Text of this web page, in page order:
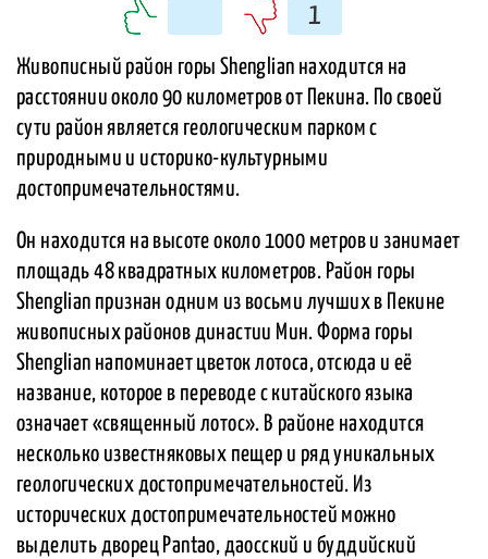
1
Живописный район горы Shenglian находится на
расстоянии около 90 километров от Пекина. По своей
сути район является геологическим парком с
природными и историко-культурными
достопримечательностями.
Он находится на высоте около 1000 метров и занимает
площадь 48 квадратных километров. Район горы
Shenglian признан одним из восьми лучших в Пекине
живописных районов династии Мин. Форма горы
Shenglian напоминает цветок лотоса, отсюда и её
название, которое в переводе с китайского языка
означает «священный лотос». В районе находится
несколько известняковых пещер и ряд уникальных
геологических достопримечательностей. Из
исторических достопримечательностей можно
выделить дворец Pantao, даосский и буддийский